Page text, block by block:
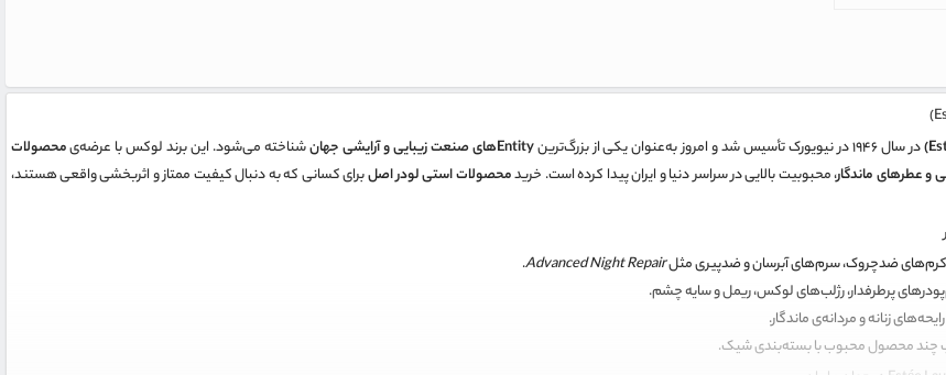
در سال ۱۹۴۶ در نیویورک تأسیس شد و امروز به‌عنوان یکی از بزرگ‌ترین Entityهای صنعت زیبایی و آرایشی جهان شناخته می‌شود. این برند لوکس با عرضه‌یمحصولات
و عطرهای ماندگار، محبوبیت بالایی در سراسر دنیا و ایران پیدا کرده است. خریدمحصولات استی لودر اصلبرای کسانی که به دنبال کیفیت ممتاز و اثربخشی واقعی هستند،
کرم‌های ضدچروک، سرم‌های آبرسان و ضدپیری مثلAdvanced Night Repair
.
پرطرفدار، رژلب‌های لوکس، ریمل و سایه چشم.
رایحه‌های زنانه و مردانه‌ی ماندگار.
چند محصول محبوب با بسته‌بندی شیک.